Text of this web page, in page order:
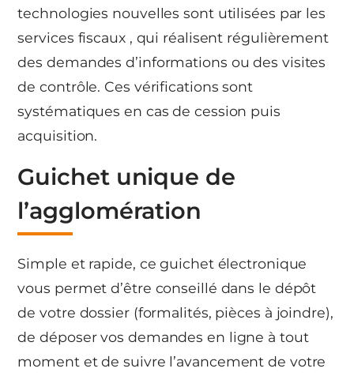
technologies nouvelles sont utilisées par les
services fiscaux , qui réalisent régulièrement
des demandes d’informations ou des visites
de contrôle. Ces vérifications sont
systématiques en cas de cession puis
acquisition.
Guichet unique de
l’agglomération
Simple et rapide, ce guichet électronique
vous permet d’être conseillé dans le dépôt
de votre dossier (formalités, pièces à joindre),
de déposer vos demandes en ligne à tout
moment et de suivre l’avancement de votre